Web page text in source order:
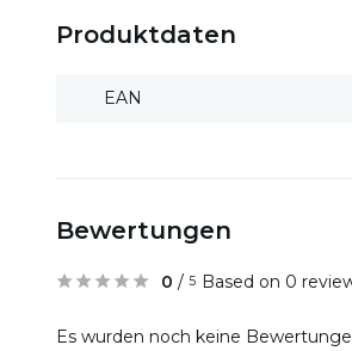
Produktdaten
EAN
Bewertungen
0 / 5 Based on 0
Es wurden noch keine